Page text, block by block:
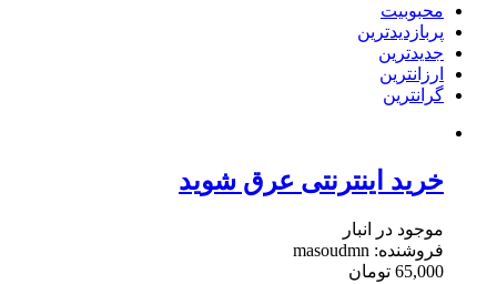
محبوبیت
پربازدیدترین
جدیدترین
ارزانترین
گرانترین
خرید اینترنتی عرق شوید
موجود در انبار
فروشنده: masoudmn
65,000 تومان